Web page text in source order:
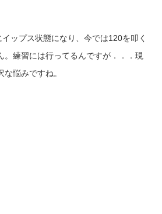
ップス状態になり、今では120を叩く
。練習には行ってるんですが．．．現
悩みですね。